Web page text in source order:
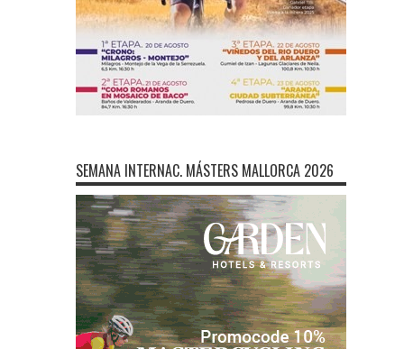
SEMANA INTERNAC. MÁSTERS MALLORCA 2026